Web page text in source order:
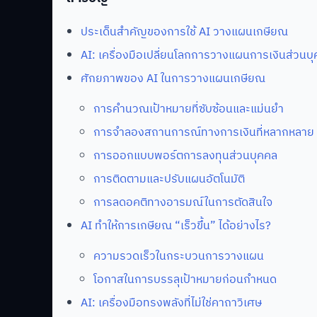
ประเด็นสำคัญของการใช้ AI วางแผนเกษียณ
AI: เครื่องมือเปลี่ยนโลกการวางแผนการเงินส่วน
ศักยภาพของ AI ในการวางแผนเกษียณ
การคำนวณเป้าหมายที่ซับซ้อนและแม่นยำ
การจำลองสถานการณ์ทางการเงินที่หลากหลาย
การออกแบบพอร์ตการลงทุนส่วนบุคคล
การติดตามและปรับแผนอัตโนมัติ
การลดอคติทางอารมณ์ในการตัดสินใจ
AI ทำให้การเกษียณ “เร็วขึ้น” ได้อย่างไร?
ความรวดเร็วในกระบวนการวางแผน
โอกาสในการบรรลุเป้าหมายก่อนกำหนด
AI: เครื่องมือทรงพลังที่ไม่ใช่คาถาวิเศษ